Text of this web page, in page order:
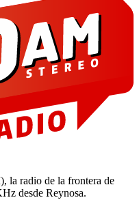
la radio de la frontera de
desde Reynosa.